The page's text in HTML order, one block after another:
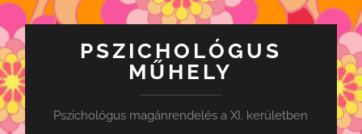
PSZICHOLÓGUS
MŰHELY
Pszichológus magánrendelés a XI. kerületben